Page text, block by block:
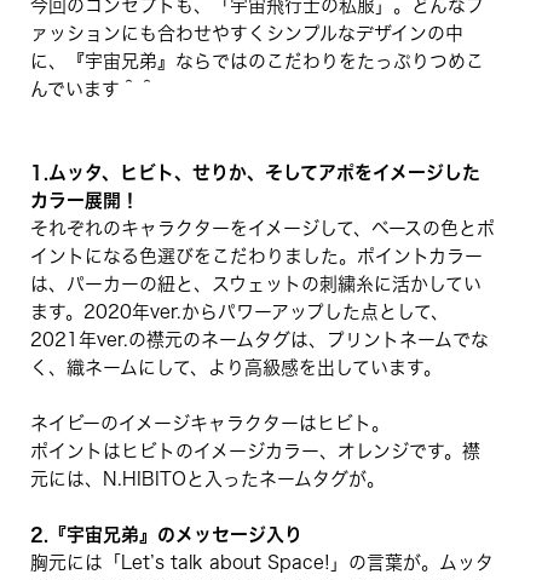
今回のコンセプトも、「宇宙飛行士の私服」。どんなフ
ァッションにも合わせやすくシンプルなデザインの中
に、『宇宙兄弟』ならではのこだわりをたっぷりつめこ
んでいます＾＾
1.ムッタ、ヒビト、せりか、そしてアポをイメージした
カラー展開！
それぞれのキャラクターをイメージして、ベースの色とポ
イントになる色選びをこだわりました。ポイントカラー
は、パーカーの紐と、スウェットの刺繍糸に活かしてい
ます。2020年ver.からパワーアップした点として、
2021年ver.の襟元のネームタグは、プリントネームでな
く、織ネームにして、より高級感を出しています。
ネイビーのイメージキャラクターはヒビト。
ポイントはヒビトのイメージカラー、オレンジです。襟
元には、N.HIBITOと入ったネームタグが。
2.『宇宙兄弟』のメッセージ入り
胸元には「Let’s talk about Space!」の言葉が。ムッタ